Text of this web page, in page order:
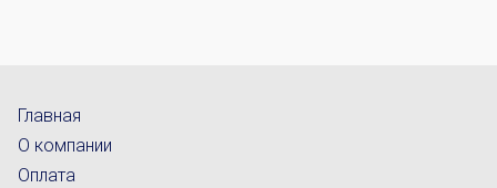
Главная
О компании
Оплата